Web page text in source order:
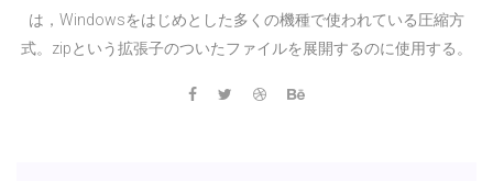
は，Windowsをはじめとした多くの機種で使われている圧縮方
式。zipという拡張子のついたファイルを展開するのに使用する。